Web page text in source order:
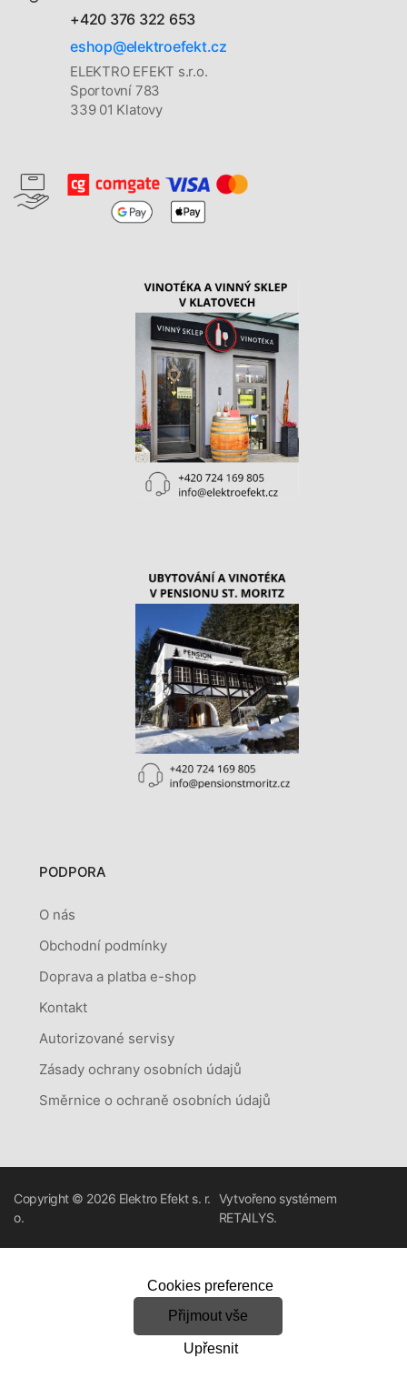
+420 376 322 653
eshop@elektroefekt.cz
ELEKTRO EFEKT s.r.o.
Sportovní 783
339 01 Klatovy
PODPORA
O nás
Obchodní podmínky
Doprava a platba e-shop
Kontakt
Autorizované servisy
Zásady ochrany osobních údajů
Směrnice o ochraně osobních údajů
Copyright © 2026 Elektro Efekt s. r.
o.
Vytvořeno systémem
RETAILYS.
Cookies preference
Přijmout vše
Upřesnit